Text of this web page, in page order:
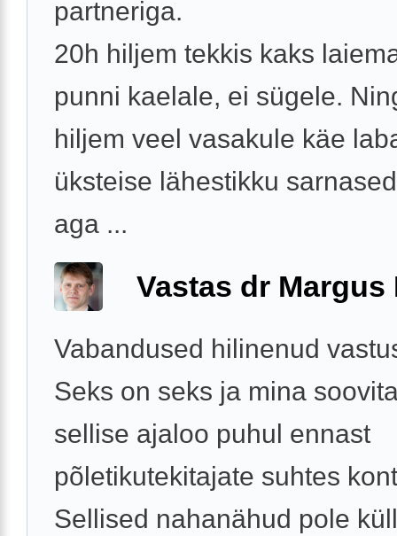
partneriga.
20h hiljem tekkis kaks
punni kaelale, ei sügele.
hiljem veel vasakule käe
üksteise lähestikku
aga ...
Vastas dr Margus
Vabandused hilinenud
Seks on seks ja mina
sellise ajaloo puhul ennast
põletikutekitajate suhtes
Sellised nahanähud pole